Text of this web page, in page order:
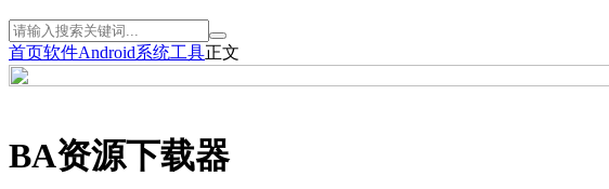
首页软件Android系统工具正文
BA资源下载器